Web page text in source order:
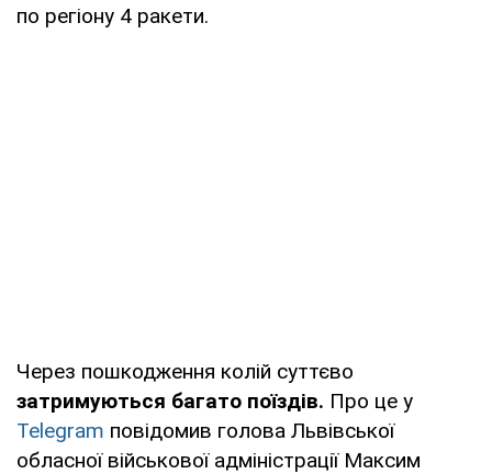
по регіону 4 ракети.
Через пошкодження колій суттєво
затримуються багато поїздів. Про це у
Telegram повідомив голова Львівської
обласної військової адміністрації Максим